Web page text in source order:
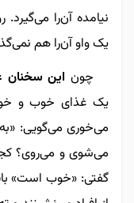
نیامده آن‌را
یک واو آن‌را هم
چون این
یک غذای خوب و
می‌خوری می‌گویی:
می‌شوی و می‌روی؟
گفتی: «خوب است»